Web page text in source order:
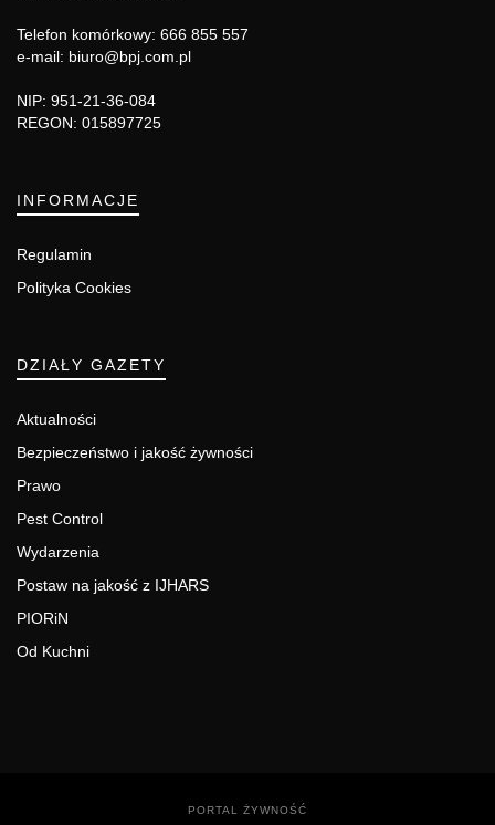
Telefon komórkowy: 666 855 557
e-mail: biuro@bpj.com.pl
NIP: 951-21-36-084
REGON: 015897725
INFORMACJE
Regulamin
Polityka Cookies
DZIAŁY GAZETY
Aktualności
Bezpieczeństwo i jakość żywności
Prawo
Pest Control
Wydarzenia
Postaw na jakość z IJHARS
PIORiN
Od Kuchni
PORTAL ŻYWNOŚĆ